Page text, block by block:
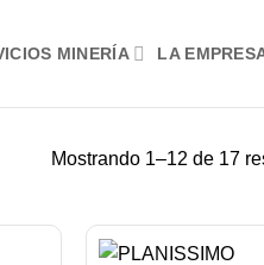
MINERÍA LA
Mostrando 1–12 de 17